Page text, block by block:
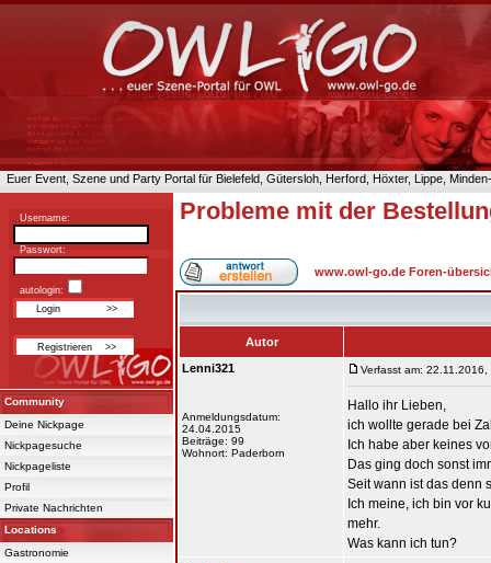
Euer Event, Szene und Party Portal für Bielefeld, Gütersloh, Herford, Höxter, Lippe,
Username:
Passwort:
autologin:
Community
Deine Nickpage
Nickpagesuche
Nickpageliste
Profil
Private Nachrichten
Locations
Gastronomie
Probleme mit der
www.owl-go.de Foren-
Autor
Lenni321
Anmeldungsdatum:
24.04.2015
Beiträge: 99
Wohnort: Paderborn
Verfasst am: 22.11.2016,
Hallo ihr Lieben,
ich wollte gerade bei
Ich habe aber keines
Das ging doch sonst
Seit wann ist das denn
Ich meine, ich bin vor
mehr.
Was kann ich tun?